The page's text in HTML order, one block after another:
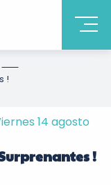
!
14 agosto
!